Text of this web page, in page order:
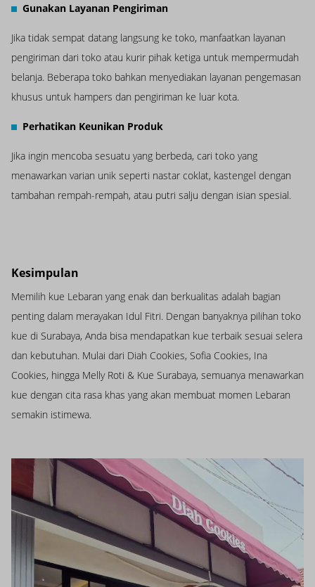
Gunakan Layanan Pengiriman
Jika tidak sempat datang langsung ke toko, manfaatkan layanan
pengiriman dari toko atau kurir pihak ketiga untuk mempermudah
belanja. Beberapa toko bahkan menyediakan layanan pengemasan
khusus untuk hampers dan pengiriman ke luar kota.
Perhatikan Keunikan Produk
Jika ingin mencoba sesuatu yang berbeda, cari toko yang
menawarkan varian unik seperti nastar coklat, kastengel dengan
tambahan rempah-rempah, atau putri salju dengan isian spesial.
Kesimpulan
Memilih kue Lebaran yang enak dan berkualitas adalah bagian
penting dalam merayakan Idul Fitri. Dengan banyaknya pilihan toko
kue di Surabaya, Anda bisa mendapatkan kue terbaik sesuai selera
dan kebutuhan. Mulai dari Diah Cookies, Sofia Cookies, Ina
Cookies, hingga Melly Roti & Kue Surabaya, semuanya menawarkan
kue dengan cita rasa khas yang akan membuat momen Lebaran
semakin istimewa.